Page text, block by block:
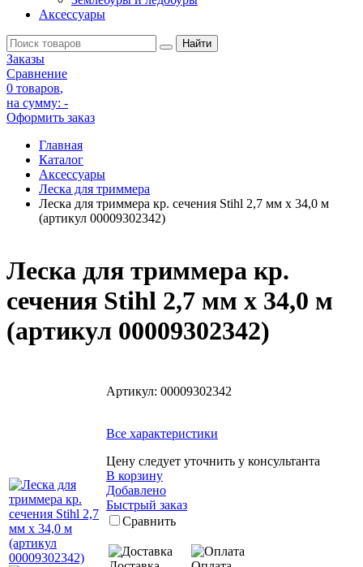
Аксессуары
Заказы
Сравнение
0 товаров,
на сумму: -
Оформить заказ
Главная
Каталог
Аксессуары
Леска для триммера
Леска для триммера кр. сечения Stihl 2,7 мм х 34,0 м
(артикул 00009302342)
Леска для триммера кр.
сечения Stihl 2,7 мм х 34,0 м
(артикул 00009302342)
Артикул: 00009302342
Все характеристики
Цену следует уточнить у консультанта
В корзину
Добавлено
Быстрый заказ
Сравнить